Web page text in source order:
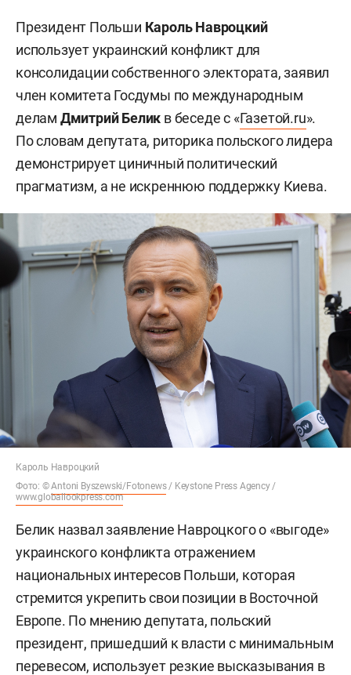
Президент Польши Кароль Навроцкий
использует украинский конфликт для
консолидации собственного электората, заявил
член комитета Госдумы по международным
делам Дмитрий Белик в беседе с «Газетой.ru».
По словам депутата, риторика польского лидера
демонстрирует циничный политический
прагматизм, а не искреннюю поддержку Киева.
Кароль Навроцкий
Фото: ©Antoni Byszewski/Fotonews/ Keystone Press Agency /
www.globallookpress.com
Белик назвал заявление Навроцкого о «выгоде»
украинского конфликта отражением
национальных интересов Польши, которая
стремится укрепить свои позиции в Восточной
Европе. По мнению депутата, польский
президент, пришедший к власти с минимальным
перевесом, использует резкие высказывания в